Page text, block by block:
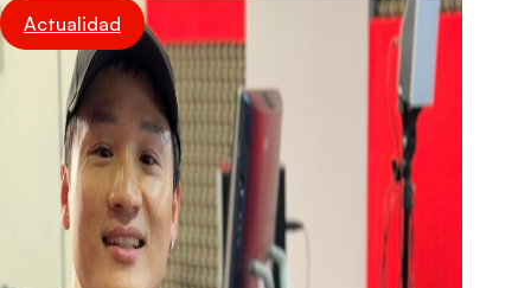
Actualidad
Música
Programas
Podcasts
Destacados
Actualidad